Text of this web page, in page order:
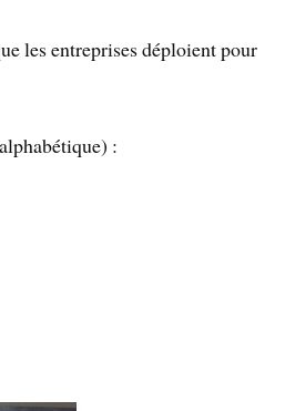
les entreprises déploient pour
: